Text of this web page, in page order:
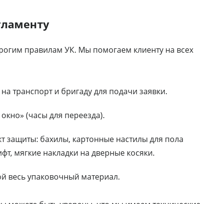
правилам УК. Мы помогаем клиенту на всех
транспорт и бригаду для подачи заявки.
(часы для переезда).
защиты: бахилы, картонные настилы для пола
мягкие накладки на дверные косяки.
весь упаковочный материал.